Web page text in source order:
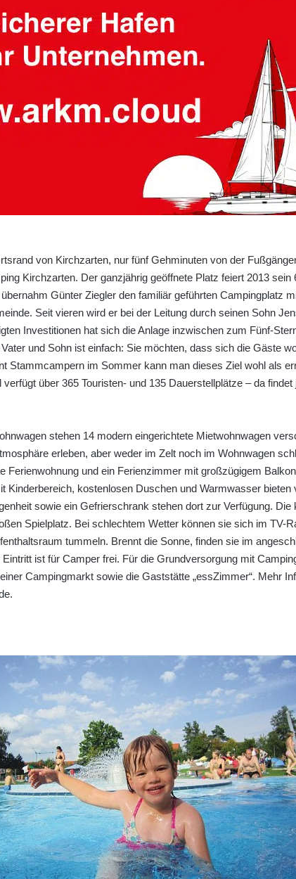
von Kirchzarten, nur fünf Gehminuten von der
Kirchzarten. Der ganzjährig geöffnete Platz feiert 2013 sein
Günter Ziegler den familiär geführten Campingplatz
Seit vieren wird er bei der Leitung durch seinen Sohn
Investitionen hat sich die Anlage inzwischen zum Fünf-
und Sohn ist einfach: Sie möchten, dass sich die Gäste
Stammcampern im Sommer kann man dieses Ziel wohl als
über 365 Touristen- und 135 Dauerstellplätze – da findet
stehen 14 modern eingerichtete Mietwohnwagen
erleben, aber weder im Zelt noch im Wohnwagen
Ferienwohnung und ein Ferienzimmer mit großzügigem
Kinderbereich, kostenlosen Duschen und Warmwasser bieten
sowie ein Gefrierschrank stehen dort zur Verfügung. Die
Spielplatz. Bei schlechtem Wetter können sie sich im TV-
tummeln. Brennt die Sonne, finden sie im
ist für Camper frei. Für die Grundversorgung mit
Campingmarkt sowie die Gaststätte „essZimmer“. Mehr